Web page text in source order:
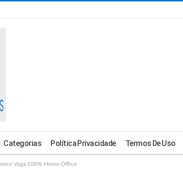
Categorias Política Privacidade Termos De Uso
Vaga 100% Home Office